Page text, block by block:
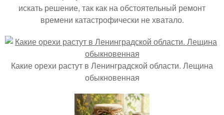
искать решение, так как на обстоятельный ремонт
времени катастрофически не хватало.
Какие орехи растут в Ленинградской области. Лещина
обыкновенная